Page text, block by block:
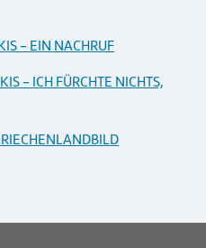
- EIN NACHRUF
- ICH FÜRCHTE NICHTS,